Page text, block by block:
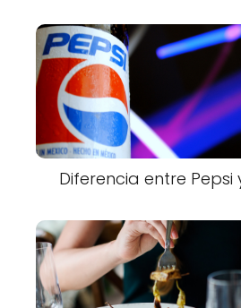
Diferencia entre